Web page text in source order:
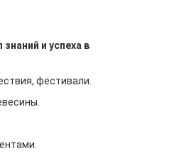
и успеха в
фестивали.